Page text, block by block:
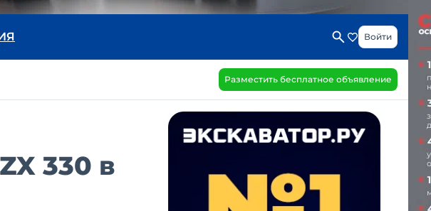
Войти
Разместить бесплатное объявление
330 в